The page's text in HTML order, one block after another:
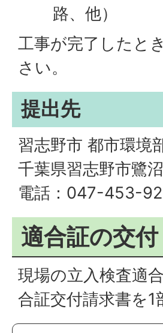
路、他）
工事が完了したと
さい。
提出先
習志野市 都市環境
千葉県習志野市鷺
電話：047-453-
適合証の交付
現場の立入検査適
合証交付請求書を